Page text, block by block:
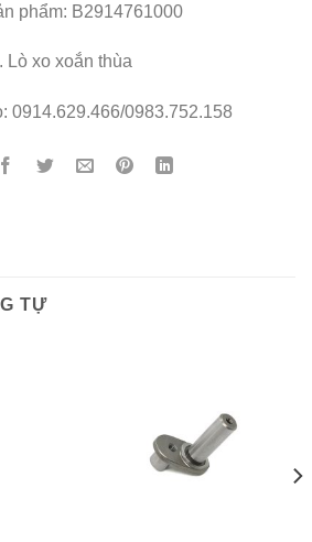
phẩm: B2914761000
. Lò xo xoắn thùa
0914.629.466/0983.752.158
TỰ